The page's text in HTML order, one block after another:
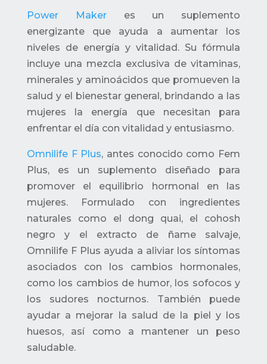
Power Makeres un suplemento
energizante que ayuda a aumentar los
niveles de energía y vitalidad. Su fórmula
incluye una mezcla exclusiva de vitaminas,
minerales y aminoácidos que promueven la
salud y el bienestar general, brindando a las
mujeres la energía que necesitan para
enfrentar el día con vitalidad y entusiasmo.
Omnilife F Plus, antes conocido como Fem
Plus, es un suplemento diseñado para
promover el equilibrio hormonal en las
mujeres. Formulado con ingredientes
naturales como el dong quai, el cohosh
negro y el extracto de ñame salvaje,
Omnilife F Plus ayuda a aliviar los síntomas
asociados con los cambios hormonales,
como los cambios de humor, los sofocos y
los sudores nocturnos. También puede
ayudar a mejorar la salud de la piel y los
huesos, así como a mantener un peso
saludable.